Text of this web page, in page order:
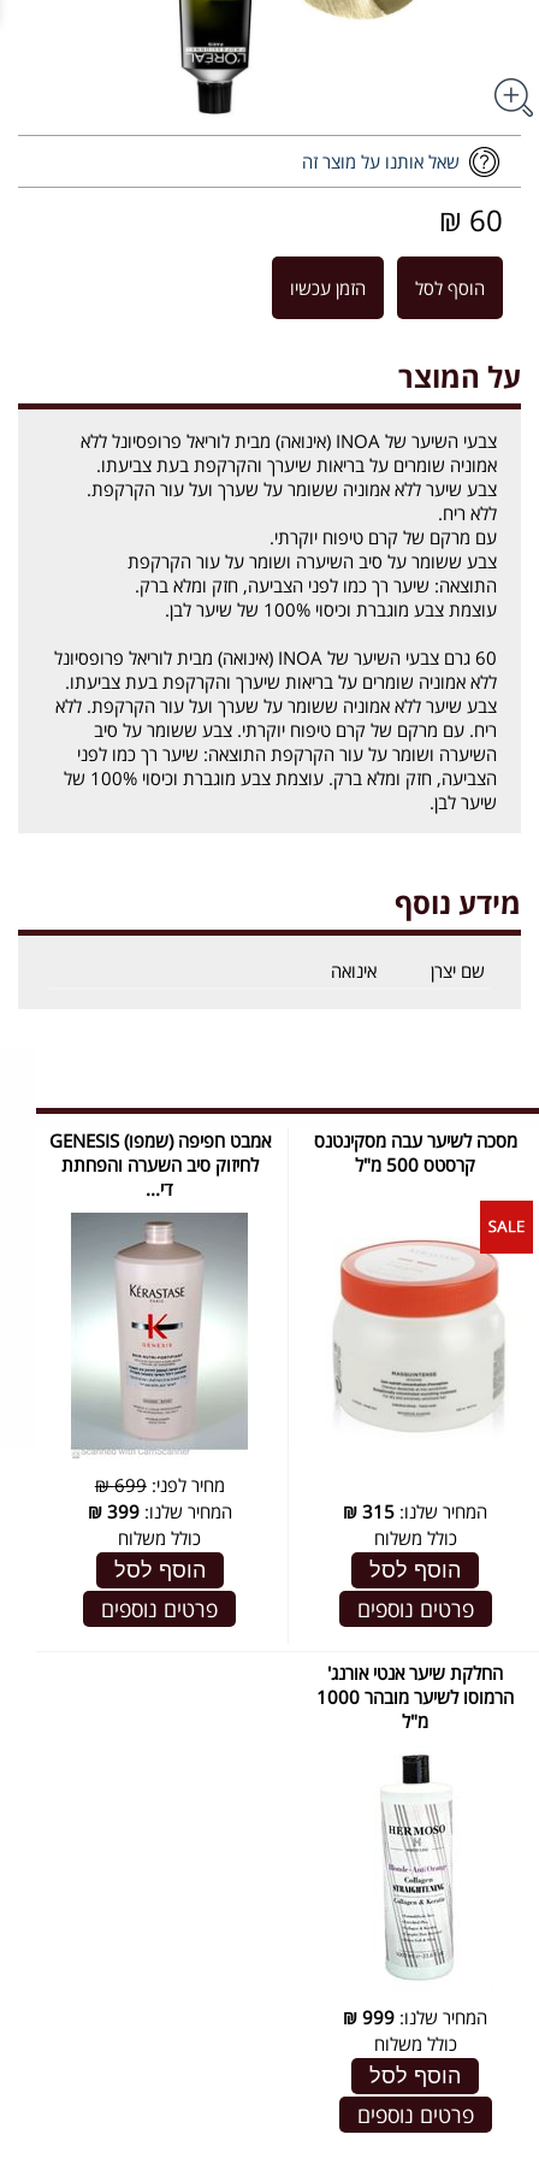
שאל אותנו על מוצר זה
60 ₪
הוסף לסל הזמן עכשיו
על המוצר
צבעי השיער של INOA (אינואה) מבית לוריאל פרופסיונל ללא
אמוניה שומרים על בריאות שיערך והקרקפת בעת צביעתו.
צבע שיער ללא אמוניה ששומר על שערך ועל עור הקרקפת.
ללא ריח.
עם מרקם של קרם טיפוח יוקרתי.
צבע ששומר על סיב השיערה ושומר על עור הקרקפת
התוצאה: שיער רך כמו לפני הצביעה, חזק ומלא ברק.
עוצמת צבע מוגברת וכיסוי 100% של שיער לבן.
60 גרם צבעי השיער של INOA (אינואה) מבית לוריאל פרופסיונל
ללא אמוניה שומרים על בריאות שיערך והקרקפת בעת צביעתו.
צבע שיער ללא אמוניה ששומר על שערך ועל עור הקרקפת. ללא
ריח. עם מרקם של קרם טיפוח יוקרתי. צבע ששומר על סיב
השיערה ושומר על עור הקרקפת התוצאה: שיער רך כמו לפני
הצביעה, חזק ומלא ברק. עוצמת צבע מוגברת וכיסוי 100% של
שיער לבן.
מידע נוסף
שם יצרן אינואה
מסכה לשיער עבה מסקינטנס
קרסטס 500 מ"ל
המחיר שלנו: 315
₪
כולל משלוח
הוסף לסל
פרטים נוספים
אמבט חפיפה (שמפו) GENESIS
לחיזוק סיב השערה והפחתת
די...
מחיר לפני:699 ₪
המחיר שלנו:399
₪
כולל משלוח
הוסף לסל
פרטים נוספים
החלקת שיער אנטי אורנג'
הרמוסו לשיער מובהר 1000
מ"ל
המחיר שלנו: 999
₪
כולל משלוח
הוסף לסל
פרטים נוספים